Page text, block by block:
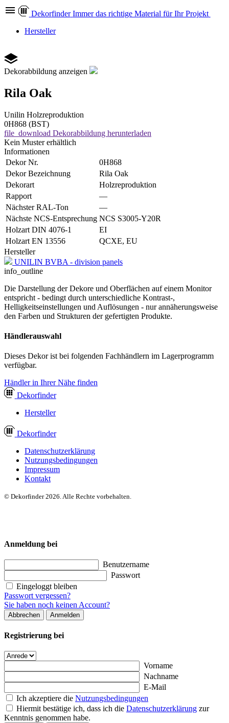
Dekorfinder Immer das richtige Material für Ihr Projekt
Hersteller
Dekorabbildung anzeigen
Rila Oak
Unilin Holzreproduktion
0H868 (BST)
file_download Dekorabbildung herunterladen
Kein Muster erhältlich
Informationen
Dekor Nr.
0H868
Dekor Bezeichnung
Rila Oak
Dekorart
Holzreproduktion
Rapport
—
Nächster RAL-Ton
—
Nächste NCS-Entsprechung NCS S3005-Y20R
Holzart DIN 4076-1
EI
Holzart EN 13556
QCXE, EU
Hersteller
UNILIN BVBA - division panels
info_outline
Die Darstellung der Dekore und Oberflächen auf einem Monitor
entspricht - bedingt durch unterschiedliche Kontrast-,
Helligkeitseinstellungen und Auflösungen - nur annäherungsweise
den Farben und Strukturen der gefertigten Produkte.
Händlerauswahl
Dieses Dekor ist bei folgenden Fachhändlern im Lagerprogramm
verfügbar.
Händler in Ihrer Nähe finden
Dekorfinder
Hersteller
Dekorfinder
Datenschutzerklärung
Nutzungsbedingungen
Impressum
Kontakt
© Dekorfinder 2026. Alle Rechte vorbehalten.
Anmeldung bei
Benutzername
Passwort
Eingeloggt bleiben
Passwort vergessen?
Sie haben noch keinen Account?
Abbrechen Anmelden
Registrierung bei
Vorname
Nachname
E-Mail
Ich akzeptiere die Nutzungsbedingungen
Hiermit bestätige ich, dass ich die Datenschutzerklärung zur
Kenntnis genommen habe.